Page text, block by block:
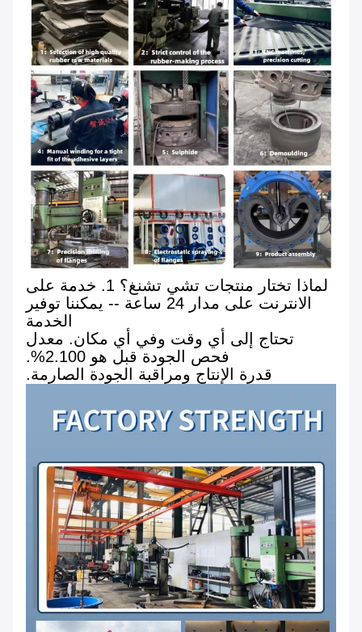
لماذا تختار منتجات تشي تشنغ؟ 1. خدمة على
الانترنت على مدار 24 ساعة -- يمكننا توفير
الخدمة
تحتاج إلى أي وقت وفي أي مكان. معدل
فحص الجودة قبل هو 2.100%.
قدرة الإنتاج ومراقبة الجودة الصارمة.